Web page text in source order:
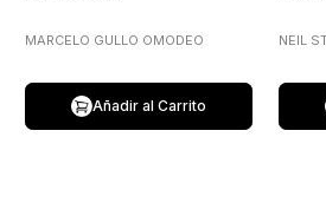
MARCELO GULLO OMODEO
Añadir al Carrito
NEIL